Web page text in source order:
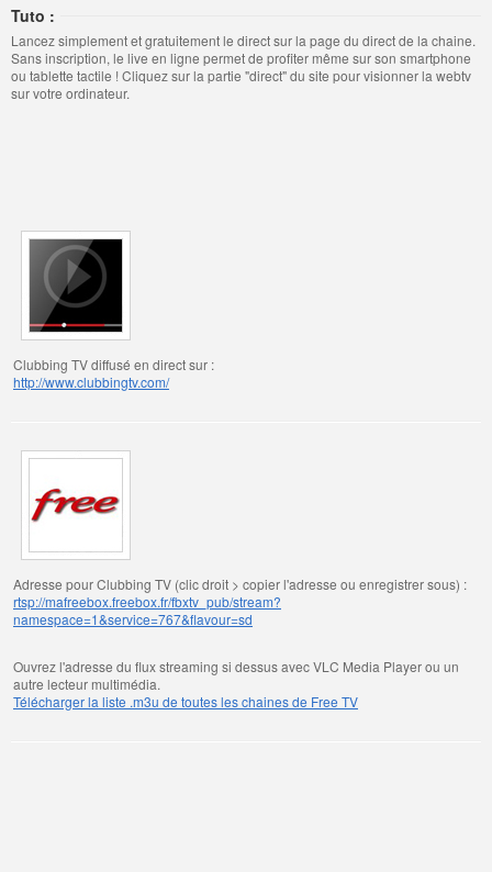
Tuto :
Lancez simplement et gratuitement le direct sur la page du direct de la chaine.
Sans inscription, le live en ligne permet de profiter même sur son smartphone
ou tablette tactile ! Cliquez sur la partie "direct" du site pour visionner la webtv
sur votre ordinateur.
Clubbing TV diffusé en direct sur :
http://www.clubbingtv.com/
Adresse pour Clubbing TV (clic droit > copier l'adresse ou enregistrer sous) :
rtsp://mafreebox.freebox.fr/fbxtv_pub/stream?
namespace=1&service=767&flavour=sd
Ouvrez l'adresse du flux streaming si dessus avec VLC Media Player ou un
autre lecteur multimédia.
Télécharger la liste .m3u de toutes les chaines de Free TV